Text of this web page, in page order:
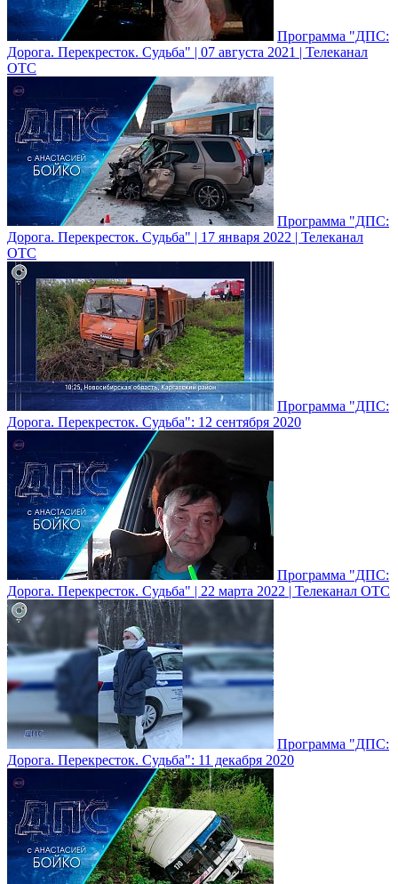
Программа "ДПС:
Дорога. Перекресток. Судьба" | 07 августа 2021 | Телеканал
ОТС
Программа "ДПС:
Дорога. Перекресток. Судьба" | 17 января 2022 | Телеканал
ОТС
Программа "ДПС:
Дорога. Перекресток. Судьба": 12 сентября 2020
Программа "ДПС:
Дорога. Перекресток. Судьба" | 22 марта 2022 | Телеканал ОТС
Программа "ДПС:
Дорога. Перекресток. Судьба": 11 декабря 2020